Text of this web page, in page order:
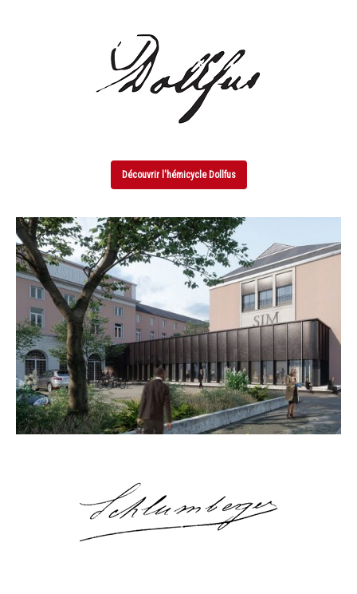
Découvrir l'hémicycle Dollfus